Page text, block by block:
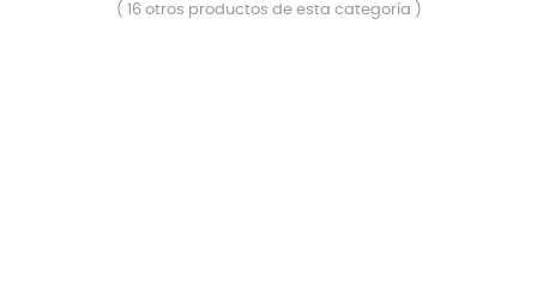
( 16 otros productos de esta categoría )